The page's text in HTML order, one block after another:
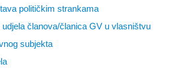
političkim strankama
udjela članova/članica GV u vlasništvu
subjekta